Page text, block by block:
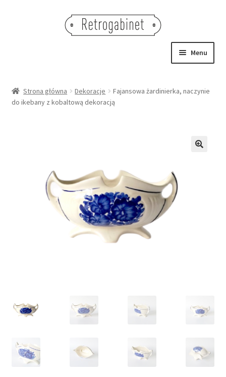
Menu
OBRAZY
OŚWIETLENIE
Strona główna Dekoracje
Fajansowa żardinierka, naczynie
do ikebany z kobaltową dekoracją